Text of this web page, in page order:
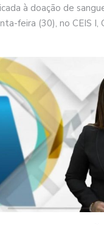
à doação de
feira (30), no CEIS I,